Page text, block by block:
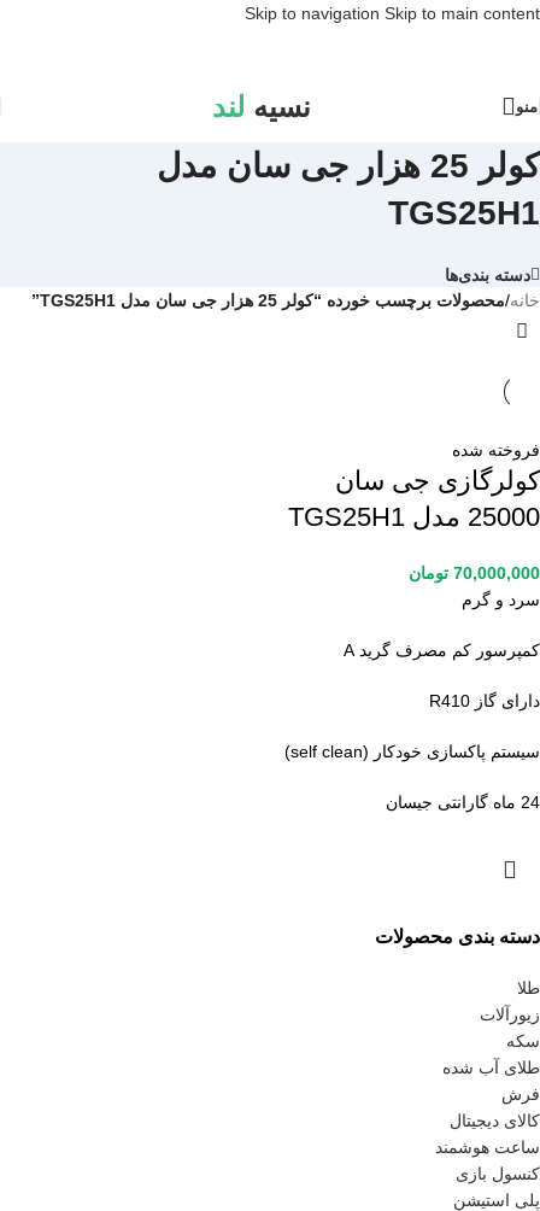
Skip to navigation Skip to main content
منو نسیه لند
کولر 25 هزار جی سان مدل
TGS25H1
دسته بندی‌ها
دسته بندی محصولات
طلا
زیورآلات
سکه
طلای آب شده
فرش
کالای دیجیتال
ساعت هوشمند
کنسول بازی
پلی استیشن
خانه/محصولات برچسب خورده “کولر 25 هزار جی سان مدل TGS25H1”
فروخته شده
کولرگازی جی سان
25000 مدل TGS25H1
70,000,000 تومان
سرد و گرم
کمپرسور کم مصرف گرید A
دارای گاز R410
سیستم پاکسازی خودکار (self clean)
24 ماه گارانتی جیسان